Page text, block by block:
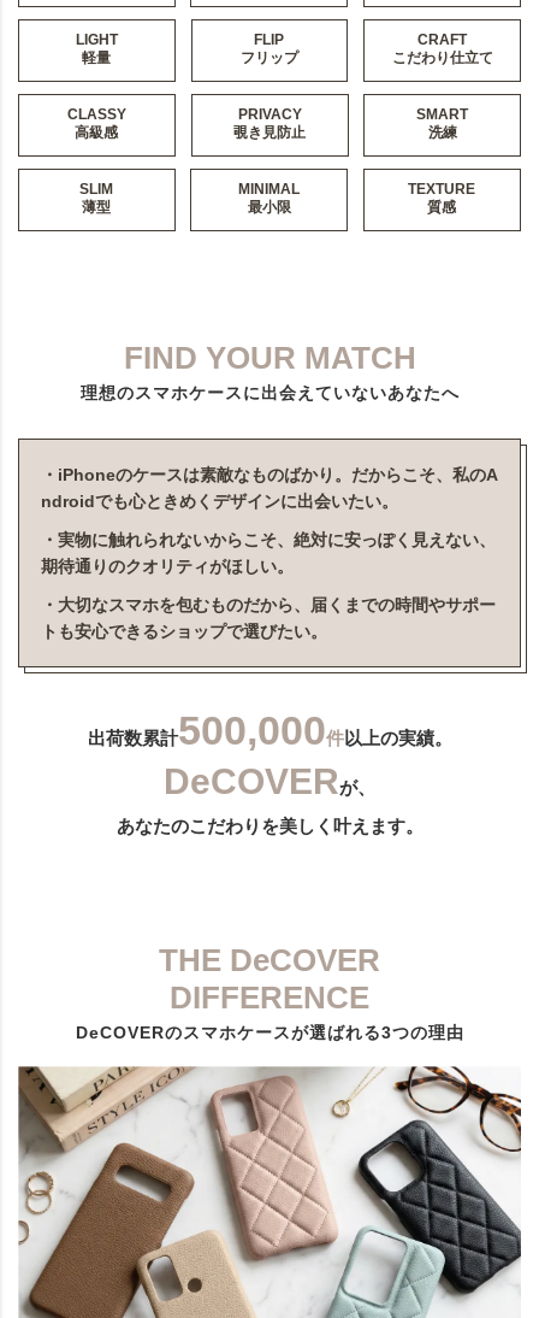
LIGHT
軽量
FLIP
フリップ
CRAFT
こだわり仕立て
CLASSY
高級感
PRIVACY
覗き見防止
SMART
洗練
SLIM
薄型
MINIMAL
最小限
TEXTURE
質感
FIND YOUR MATCH
理想のスマホケースに出会えていないあなたへ
・iPhoneのケースは素敵なものばかり。だからこそ、私のA
ndroidでも心ときめくデザインに出会いたい。
・実物に触れられないからこそ、絶対に安っぽく見えない、
期待通りのクオリティがほしい。
・大切なスマホを包むものだから、届くまでの時間やサポー
トも安心できるショップで選びたい。
出荷数累計500,000件以上の実績。
DeCOVERが、
あなたのこだわりを美しく叶えます。
THE DeCOVER
DIFFERENCE
DeCOVERのスマホケースが選ばれる3つの理由